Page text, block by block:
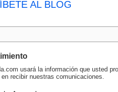
AL BLOG
usará la información que usted
recibir nuestras comunicaciones.